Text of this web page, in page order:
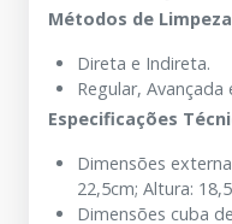
Métodos de
Direta e Indireta.
Regular, Avançada
Especificações
Dimensões
22,5cm; Altura:
Dimensões cuba